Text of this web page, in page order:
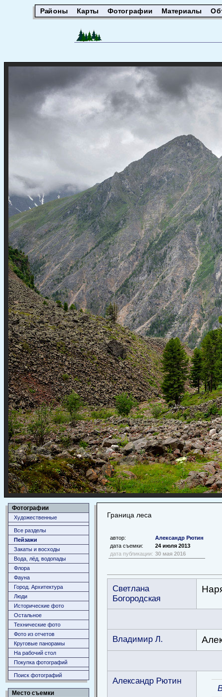
Районы Карты Фотографии Материалы
Фотографии
Художественные
Все разделы
Пейзажи
Закаты и восходы
Вода, лёд, водопады
Флора
Фауна
Город. Архитектура
Люди
Исторические фото
Остальное
Технические фото
Фото из отчетов
Круговые панорамы
На рабочий стол
Покупка фотографий
Поиск фотографий
Место съемки
Граница леса
автор:
Александр Рютин
дата съемки:
24 июля 2013
дата публикации: 30 мая 2016
Светлана
Богородская
Владимир Л.
Александр Рютин